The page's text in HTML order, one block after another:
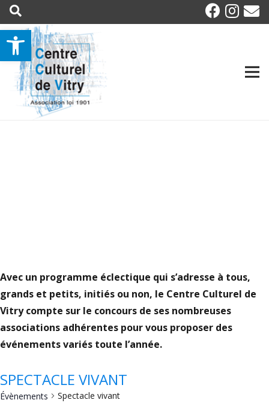
Ouvrir la barre d’outils
Avec un programme éclectique qui s’adresse à tous,
grands et petits, initiés ou non, le Centre Culturel de
Vitry compte sur le concours de ses nombreuses
associations adhérentes pour vous proposer des
événements variés toute l’année.
SPECTACLE VIVANT
Évènements Spectacle vivant